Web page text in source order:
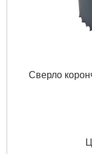
Сверло